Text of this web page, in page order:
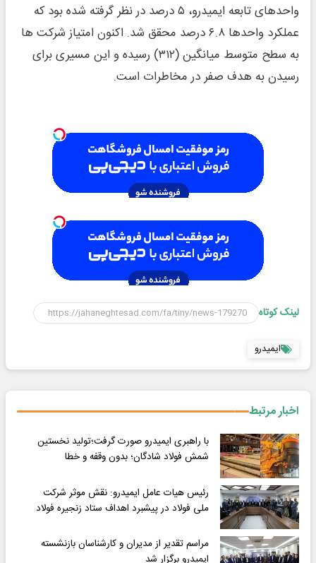
واحد‌های تابعه ایمیدرو، ۵ درصد در نظر گرفته شده بود که
عملکرد واحدها ۶.۸ درصد محقق شد. اکنون امتیاز شرکت ها
به سطح متوسط میانگین (۳۱۲) رسیده و این مسیری برای
رسیدن به هدف صفر در مخاطرات است.
لینک کوتاه
ایمیدرو
اخبار مرتبط
با راهبری ایمیدرو صورت گرفت؛تولید نخستین
شمش فولاد شادگان؛ بدون وقفه و خطا
رئیس هیات عامل ایمیدرو: نقش موثر شرکت
ملی فولاد در پیشبرد اهداف ستاد زنجیره فولاد
مراسم تقدیر از مدیران و کارشناسان بازنشسته
ایمیدرو برگزار شد